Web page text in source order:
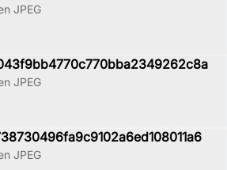
JPEG
JPEG
JPEG